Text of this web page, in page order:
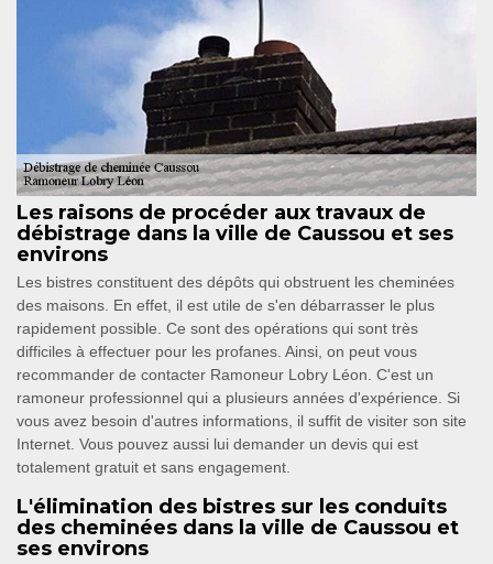
Les raisons de procéder aux travaux de
débistrage dans la ville de Caussou et ses
environs
Les bistres constituent des dépôts qui obstruent les cheminées
des maisons. En effet, il est utile de s'en débarrasser le plus
rapidement possible. Ce sont des opérations qui sont très
difficiles à effectuer pour les profanes. Ainsi, on peut vous
recommander de contacter Ramoneur Lobry Léon. C'est un
ramoneur professionnel qui a plusieurs années d'expérience. Si
vous avez besoin d'autres informations, il suffit de visiter son site
Internet. Vous pouvez aussi lui demander un devis qui est
totalement gratuit et sans engagement.
L'élimination des bistres sur les conduits
des cheminées dans la ville de Caussou et
ses environs